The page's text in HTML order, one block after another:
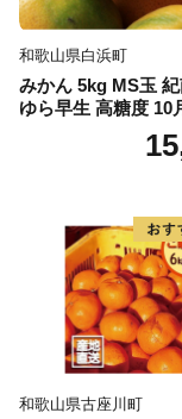
和歌山県白浜町
みかん 5kg MS玉
ゆら早生 高糖度 10
送 マルチ被覆栽培
和歌山県古座川町